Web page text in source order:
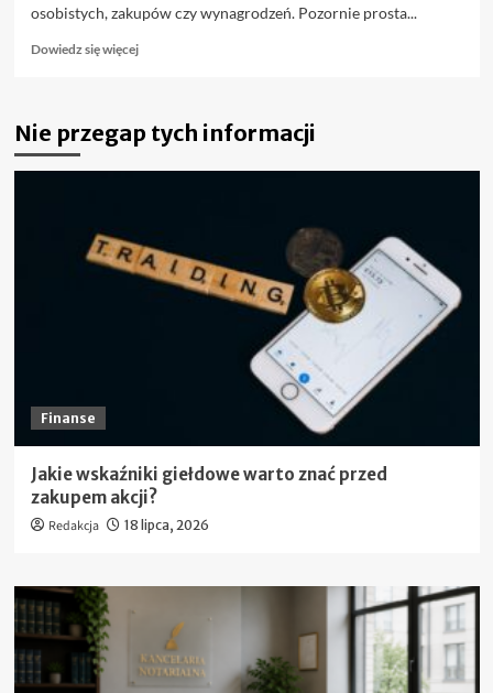
osobistych, zakupów czy wynagrodzeń. Pozornie prosta...
Dowiedz się więcejDowiedz
Netto
ile
to
cenach,
podatkach
Nie przegap tych informacji
Finanse
Jakie wskaźniki giełdowe warto znać przed
zakupem akcji?
Redakcja 18 lipca, 2026